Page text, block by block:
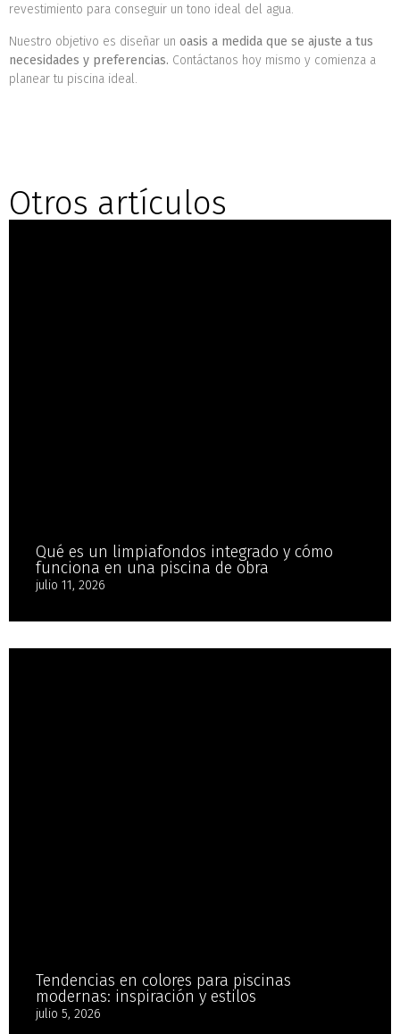
revestimiento para conseguir un tono ideal del agua.
Nuestro objetivo es diseñar un oasis a medida que se ajuste a tus
necesidades y preferencias. Contáctanos hoy mismo y comienza a
planear tu piscina ideal.
Otros artículos
Qué es un limpiafondos integrado y cómo
funciona en una piscina de obra
julio 11, 2026
Tendencias en colores para piscinas
modernas: inspiración y estilos
julio 5, 2026